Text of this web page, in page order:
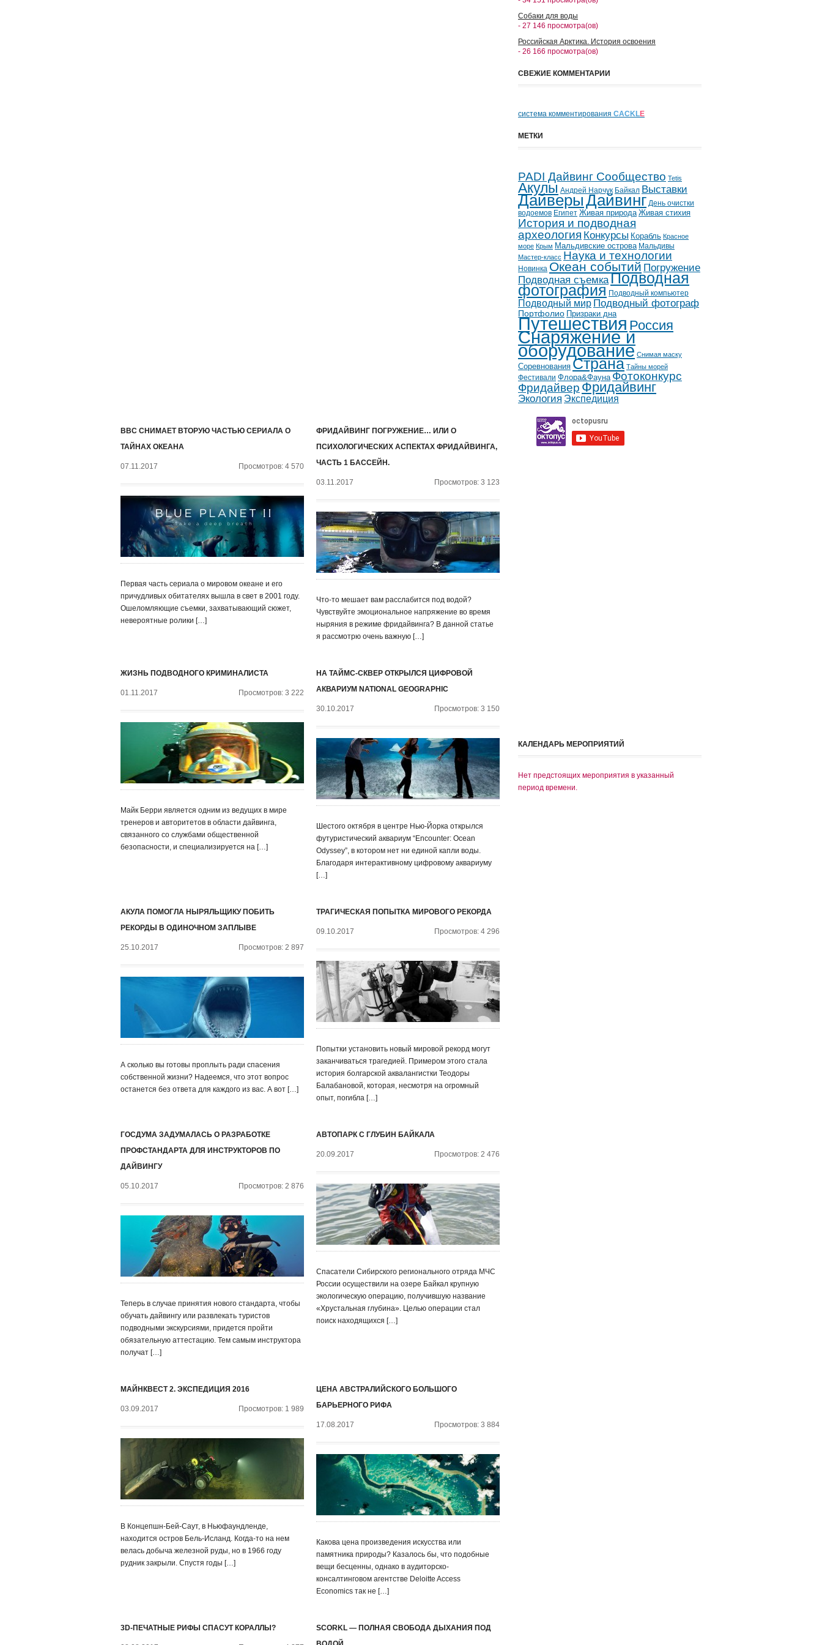
BBC СНИМАЕТ ВТОРУЮ ЧАСТЬЮ СЕРИАЛА О
ТАЙНАХ ОКЕАНА
07.11.2017 Просмотров: 4 570
Первая часть сериала о мировом океане и его
причудливых обитателях вышла в свет в 2001 году.
Ошеломляющие съемки, захватывающий сюжет,
невероятные ролики […]
ФРИДАЙВИНГ ПОГРУЖЕНИЕ… ИЛИ О
ПСИХОЛОГИЧЕСКИХ АСПЕКТАХ ФРИДАЙВИНГА,
ЧАСТЬ 1 БАССЕЙН.
03.11.2017 Просмотров: 3 123
Что-то мешает вам расслабится под водой?
Чувствуйте эмоциональное напряжение во время
ныряния в режиме фридайвинга? В данной статье
я рассмотрю очень важную […]
ЖИЗНЬ ПОДВОДНОГО КРИМИНАЛИСТА
01.11.2017 Просмотров: 3 222
Майк Берри является одним из ведущих в мире
тренеров и авторитетов в области дайвинга,
связанного со службами общественной
безопасности, и специализируется на […]
НА ТАЙМС-СКВЕР ОТКРЫЛСЯ ЦИФРОВОЙ
АКВАРИУМ NATIONAL GEOGRAPHIC
30.10.2017 Просмотров: 3 150
Шестого октября в центре Нью-Йорка открылся
футуристический аквариум “Encounter: Ocean
Odyssey”, в котором нет ни единой капли воды.
Благодаря интерактивному цифровому аквариуму
[…]
АКУЛА ПОМОГЛА НЫРЯЛЬЩИКУ ПОБИТЬ
РЕКОРДЫ В ОДИНОЧНОМ ЗАПЛЫВЕ
25.10.2017 Просмотров: 2 897
А сколько вы готовы проплыть ради спасения
собственной жизни? Надеемся, что этот вопрос
останется без ответа для каждого из вас. А вот […]
ТРАГИЧЕСКАЯ ПОПЫТКА МИРОВОГО РЕКОРДА
09.10.2017 Просмотров: 4 296
Попытки установить новый мировой рекорд могут
заканчиваться трагедией. Примером этого стала
история болгарской аквалангистки Теодоры
Балабановой, которая, несмотря на огромный
опыт, погибла […]
ГОСДУМА ЗАДУМАЛАСЬ О РАЗРАБОТКЕ
ПРОФСТАНДАРТА ДЛЯ ИНСТРУКТОРОВ ПО
ДАЙВИНГУ
05.10.2017 Просмотров: 2 876
Теперь в случае принятия нового стандарта, чтобы
обучать дайвингу или развлекать туристов
подводными экскурсиями, придется пройти
обязательную аттестацию. Тем самым инструктора
получат […]
АВТОПАРК С ГЛУБИН БАЙКАЛА
20.09.2017 Просмотров: 2 476
Спасатели Сибирского регионального отряда МЧС
России осуществили на озере Байкал крупную
экологическую операцию, получившую название
«Хрустальная глубина». Целью операции стал
поиск находящихся […]
МАЙНКВЕСТ 2. ЭКСПЕДИЦИЯ 2016
03.09.2017 Просмотров: 1 989
В Концепшн-Бей-Саут, в Ньюфаундленде,
находится остров Бель-Исланд. Когда-то на нем
велась добыча железной руды, но в 1966 году
рудник закрыли. Спустя годы […]
ЦЕНА АВСТРАЛИЙСКОГО БОЛЬШОГО
БАРЬЕРНОГО РИФА
17.08.2017 Просмотров: 3 884
Какова цена произведения искусства или
памятника природы? Казалось бы, что подобные
вещи бесценны, однако в аудиторско-
консалтинговом агентстве Deloitte Access
Economics так не […]
3D-ПЕЧАТНЫЕ РИФЫ СПАСУТ КОРАЛЛЫ?
SCORKL — ПОЛНАЯ СВОБОДА ДЫХАНИЯ ПОД
Собаки для воды
- 27 146 просмотра(ов)
Российская Арктика. История освоения
- 26 166 просмотра(ов)
СВЕЖИЕ КОММЕНТАРИИ
система комментирования CACKLE
МЕТКИ
PADI Дайвинг Сообщество Tetis
Акулы Андрей Нарчук Байкал Выставки
ДайверыДайвинг День очистки
водоемов Египет Живая природа Живая стихия
История и подводная
археология Конкурсы Корабль Красное
море Крым Мальдивские острова Мальдивы
Мастер-класс Наука и технологии
Новинка Океан событий Погружение
Подводная съемкаПодводная
фотография Подводный компьютер
Подводный мир Подводный фотограф
Портфолио Призраки дна
Путешествия Россия
Снаряжение и
оборудование Снимая маску
Соревнования Страна Тайны морей
Фестивали Флора&Фауна Фотоконкурс
Фридайвер Фридайвинг
Экология Экспедиция
КАЛЕНДАРЬ МЕРОПРИЯТИЙ
Нет предстоящих мероприятия в указанный
период времени.